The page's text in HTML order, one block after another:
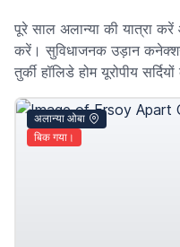
पूरे साल अलान्या की यात्रा करें
करें। सुविधाजनक उड़ान
तुर्की हॉलिडे होम यूरोपीय
अलान्या ओबा
बिक गया।